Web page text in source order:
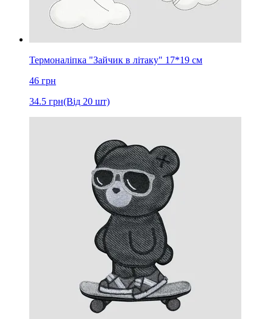
Термоналіпка "Зайчик в літаку" 17*19 см
46 грн
34.5 грн(Від 20 шт)